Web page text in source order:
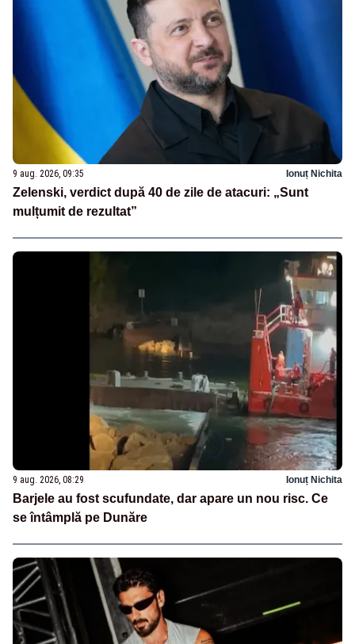
9 aug. 2026, 09:35 Ionuț Nichita
Zelenski, verdict după 40 de zile de atacuri: „Sunt
mulțumit de rezultat”
9 aug. 2026, 08:29 Ionuț Nichita
Barjele au fost scufundate, dar apare un nou risc. Ce
se întâmplă pe Dunăre